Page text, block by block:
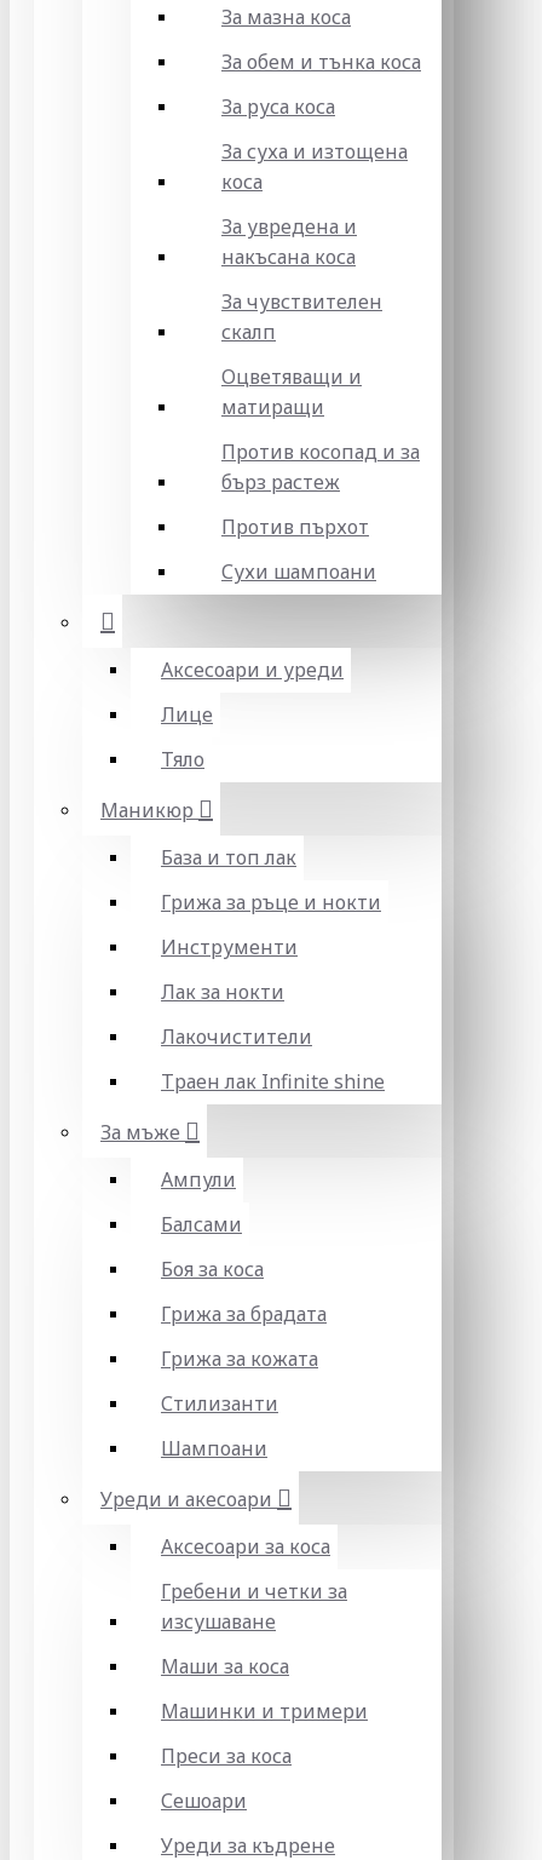
За мазна коса
За обем и тънка коса
За руса коса
За суха и изтощена
коса
За увредена и
накъсана коса
За чувствителен
скалп
Оцветяващи и
матиращи
Против косопад и за
бърз растеж
Против пърхот
Сухи шампоани
Аксесоари и уреди
Лице
Тяло
Маникюр
База и топ лак
Грижа за ръце и нокти
Инструменти
Лак за нокти
Лакочистители
Траен лак Infinite shine
За мъже
Ампули
Балсами
Боя за коса
Грижа за брадата
Грижа за кожата
Стилизанти
Шампоани
Уреди и акесоари
Аксесоари за коса
Гребени и четки за
изсушаване
Маши за коса
Машинки и тримери
Преси за коса
Сешоари
Уреди за къдрене